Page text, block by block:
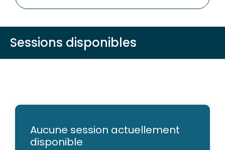
Sessions disponibles
Aucune session actuellement
disponible